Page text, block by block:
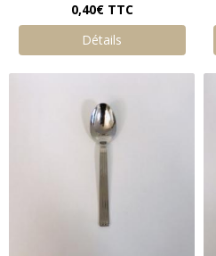
0,40€ TTC
Détails